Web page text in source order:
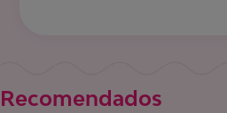
Recomendados